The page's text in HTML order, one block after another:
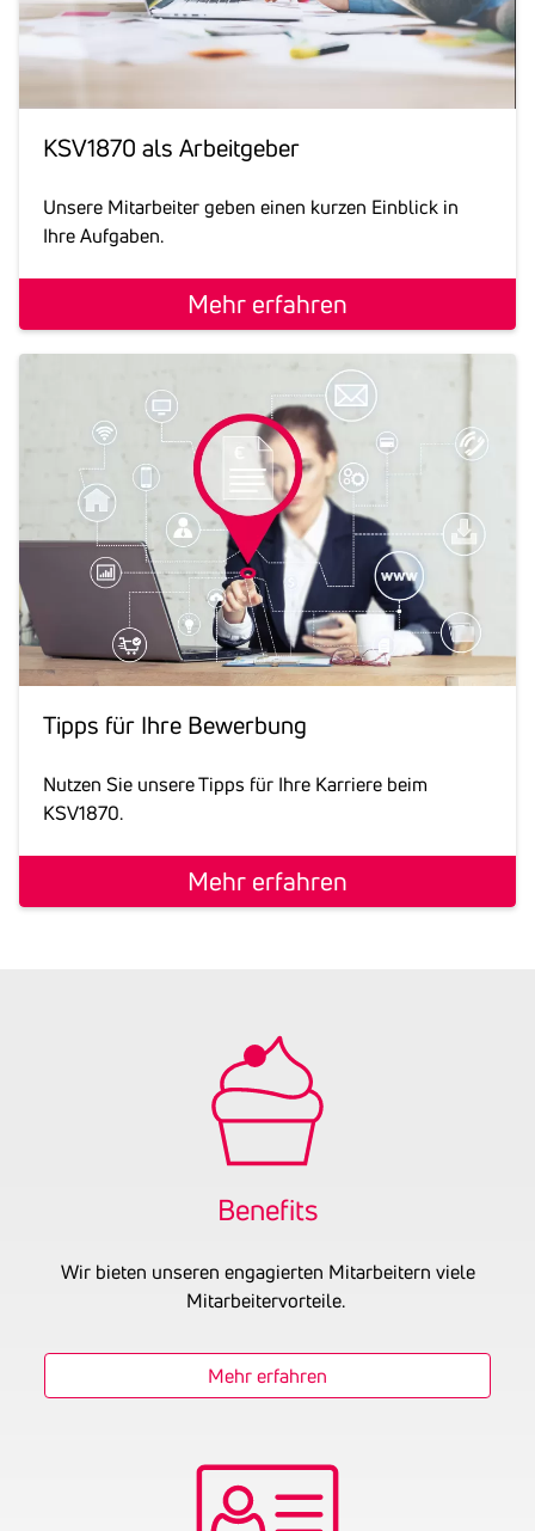
KSV1870 als Arbeit­geber
Unsere Mitarbeiter geben einen kurzen Einblick in
Ihre Aufgaben.
Mehr erfahren
Tipps für Ihre Bewer­bung
Nutzen Sie unsere Tipps für Ihre Karriere beim
KSV1870.
Mehr erfahren
Bene­fits
Wir bieten unseren engagierten Mitarbeitern viele
Mitarbeitervorteile.
Mehr erfahren